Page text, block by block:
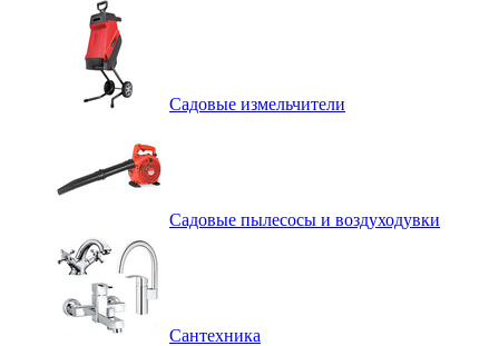
Садовые измельчители
Садовые пылесосы и воздуходувки
Сантехника